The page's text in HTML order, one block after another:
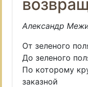
Александр
От зеленого
До зеленого
По которому
заказной